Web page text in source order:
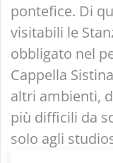
pontefice. Di
visitabili le
obbligato nel
Cappella
altri ambienti,
più difficili da
solo agli